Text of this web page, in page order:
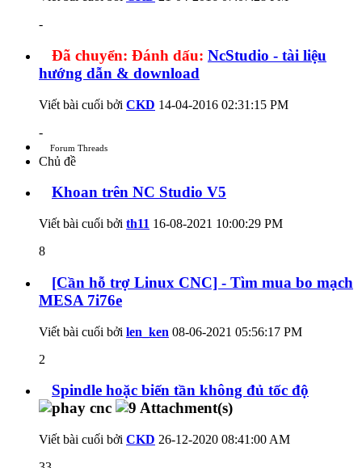
-
Đã chuyển: Đánh dấu: NcStudio - tài liệu
hướng dẫn & download
Viết bài cuối bởi CKD 14-04-2016 02:31:15 PM
-
Forum Threads
Chủ đề
Khoan trên NC Studio V5
Viết bài cuối bởi th11 16-08-2021 10:00:29 PM
8
[Cần hỗ trợ Linux CNC] - Tìm mua bo mạch
MESA 7i76e
Viết bài cuối bởi len_ken 08-06-2021 05:56:17 PM
2
Spindle hoặc biến tần không đủ tốc độ
Viết bài cuối bởi CKD 26-12-2020 08:41:00 AM